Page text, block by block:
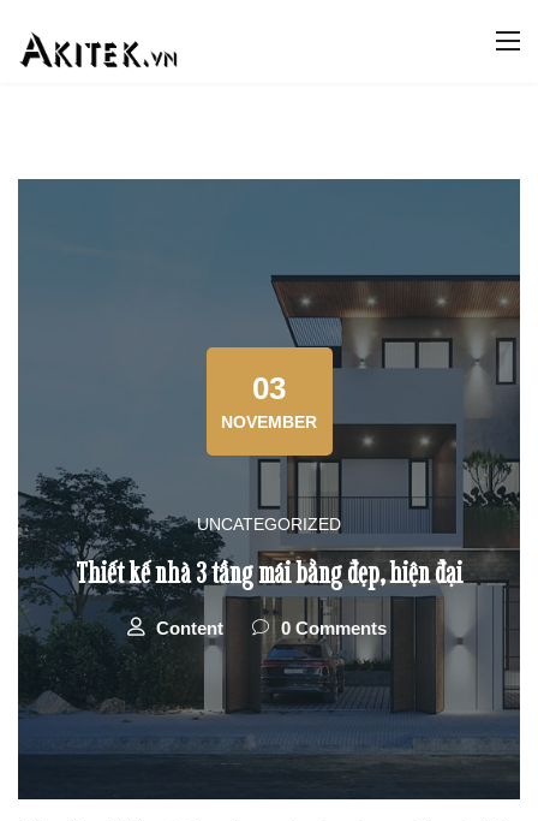
03
NOVEMBER
UNCATEGORIZED
Thiết kế nhà 3 tầng mái bằng đẹp, hiện đại
Content 0 Comments